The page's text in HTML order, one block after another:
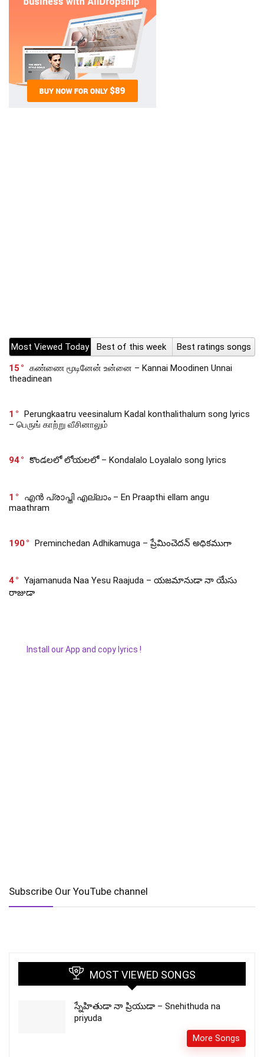
Most Viewed Today Best of this week
Best ratings songs
15
கண்ணை மூடினேன் உன்னை – Kannai Moodinen Unnai
theadinean
1
Perungkaatru veesinalum Kadal konthalithalum song lyrics
– பெருங் காற்று வீசினாலும்
94 కొండలలో లోయలలో – Kondalalo Loyalalo song lyrics
1
എൻ പ്രാപ്തി എല്ലാം – En Praapthi ellam angu
maathram
190 Preminchedan Adhikamuga – ప్రేమించెదన్ అధికముగా
4
Yajamanuda Naa Yesu Raajuda – యజమానుడా నా యేసు
రాజుడా
Install our App and copy lyrics !
Subscribe Our YouTube channel
MOST VIEWED SONGS
స్నేహితుడా నా ప్రియుడా – Snehithuda na
priyuda
More Songs